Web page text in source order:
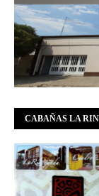
CABAÑAS LA